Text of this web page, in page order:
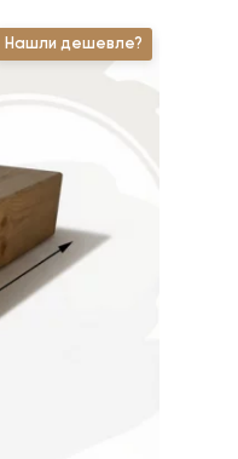
Нашли дешевле?